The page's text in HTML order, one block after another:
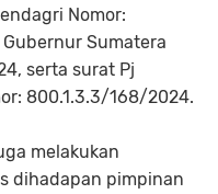
Nomor:
Sumatera
serta surat Pj
800.1.3.3/168/2024.
melakukan
dihadapan pimpinan